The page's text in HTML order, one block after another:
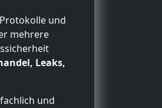
und
mehrere
Leaks,
und